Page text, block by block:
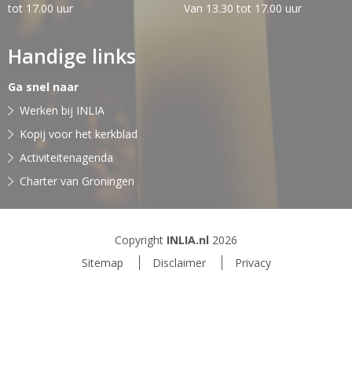
tot 17.00 uur
Van 13.30 tot 17.00 uur
Handige links
Ga snel naar
Werken bij INLIA
Kopij voor het kerkblad
Activiteitenagenda
Charter van Groningen
Copyright INLIA.nl 2026
Sitemap
Disclaimer Privacy